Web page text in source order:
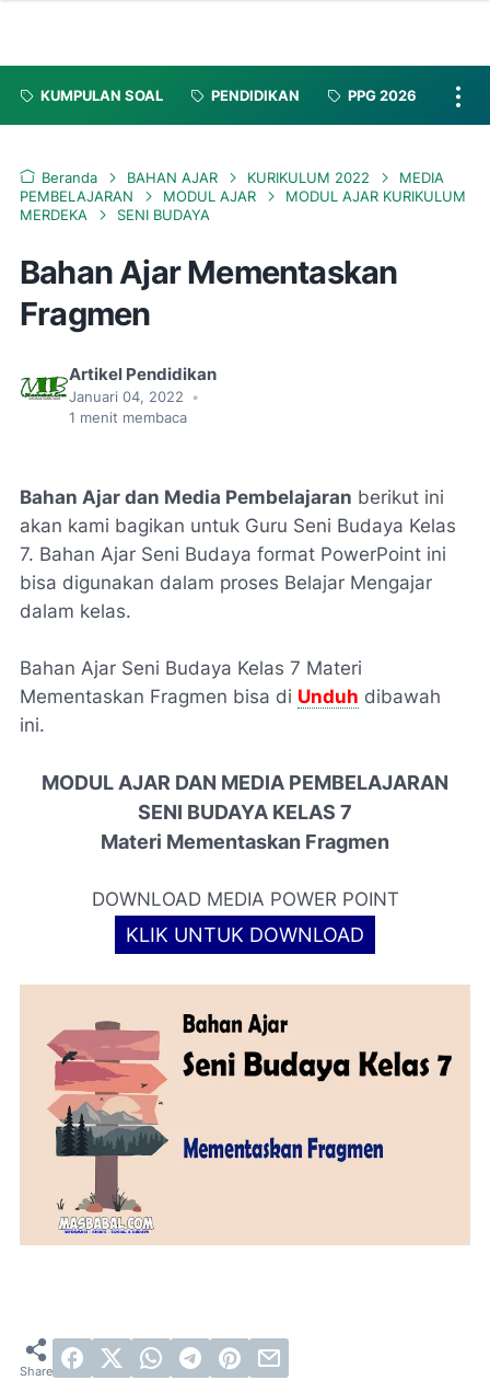
KUMPULAN SOAL PENDIDIKAN PPG 2026
Beranda BAHAN AJAR KURIKULUM 2022
MEDIA
PEMBELAJARAN
MODUL AJAR
MODUL AJAR KURIKULUM
MERDEKA
SENI BUDAYA
Bahan Ajar Mementaskan
Fragmen
Artikel Pendidikan
Januari 04, 2022
•
1 menit membaca
Bahan Ajar dan Media Pembelajaran berikut ini
akan kami bagikan untuk Guru Seni Budaya Kelas
7. Bahan Ajar Seni Budaya format PowerPoint ini
bisa digunakan dalam proses Belajar Mengajar
dalam kelas.
Bahan Ajar Seni Budaya Kelas 7 Materi
Mementaskan Fragmen bisa di Unduh dibawah
ini.
MODUL AJAR DAN MEDIA PEMBELAJARAN
SENI BUDAYA KELAS 7
Materi Mementaskan Fragmen
DOWNLOAD MEDIA POWER POINT
KLIK UNTUK DOWNLOAD